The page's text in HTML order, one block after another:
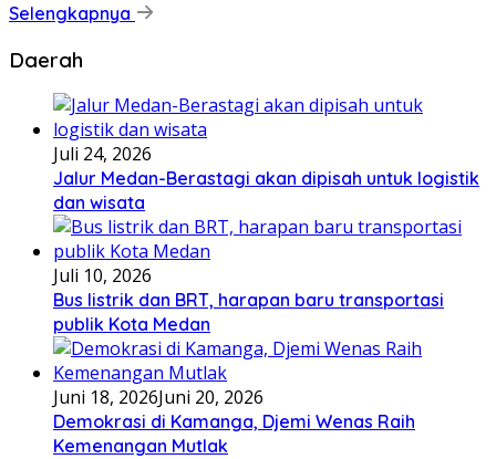
Selengkapnya
Daerah
Juli 24, 2026
Jalur Medan-Berastagi akan dipisah untuk logistik
dan wisata
Juli 10, 2026
Bus listrik dan BRT, harapan baru transportasi
publik Kota Medan
Juni 18, 2026Juni 20, 2026
Demokrasi di Kamanga, Djemi Wenas Raih
Kemenangan Mutlak